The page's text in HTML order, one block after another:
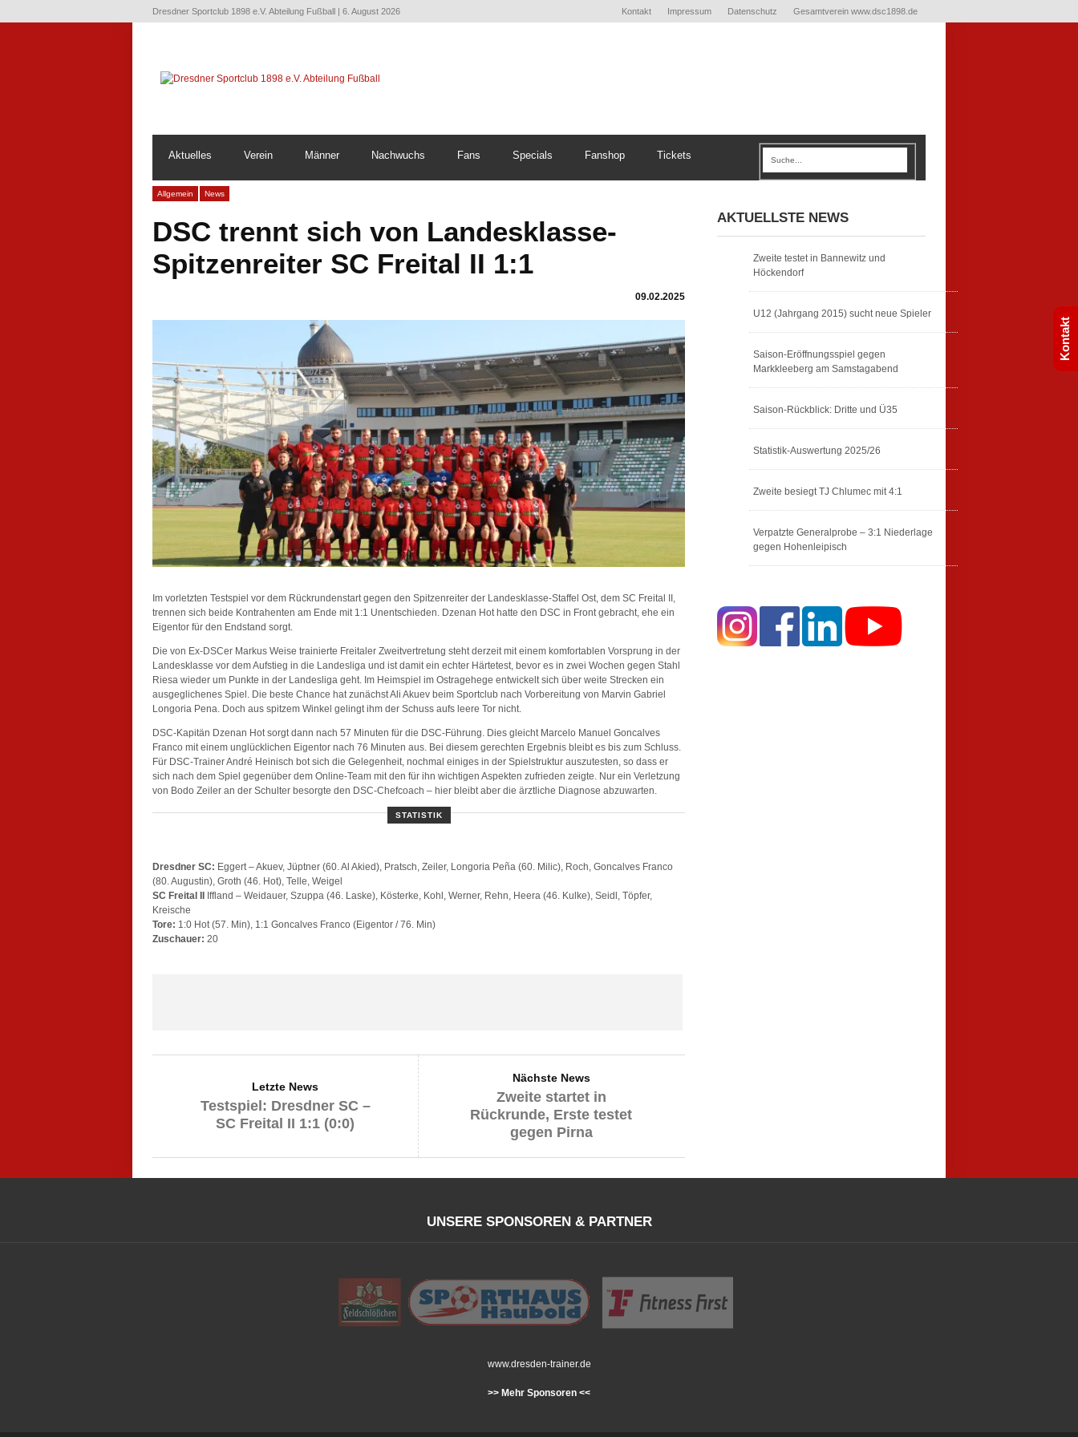
Dresdner Sportclub 1898 e.V. Abteilung Fußball | 6. August 2026 Kontakt Impressum Datenschutz Gesamtverein www.dsc1898.de
Aktuelles Verein Männer Nachwuchs Fans Specials Fanshop Tickets
Allgemein News
DSC trennt sich von Landesklasse-
Spitzenreiter SC Freital II 1:1
09.02.2025
Im vorletzten Testspiel vor dem Rückrundenstart gegen den Spitzenreiter der Landesklasse-Staffel Ost, dem SC Freital II,
trennen sich beide Kontrahenten am Ende mit 1:1 Unentschieden. Dzenan Hot hatte den DSC in Front gebracht, ehe ein
Eigentor für den Endstand sorgt.
Die von Ex-DSCer Markus Weise trainierte Freitaler Zweitvertretung steht derzeit mit einem komfortablen Vorsprung in der
Landesklasse vor dem Aufstieg in die Landesliga und ist damit ein echter Härtetest, bevor es in zwei Wochen gegen Stahl
Riesa wieder um Punkte in der Landesliga geht. Im Heimspiel im Ostragehege entwickelt sich über weite Strecken ein
ausgeglichenes Spiel. Die beste Chance hat zunächst Ali Akuev beim Sportclub nach Vorbereitung von Marvin Gabriel
Longoria Pena. Doch aus spitzem Winkel gelingt ihm der Schuss aufs leere Tor nicht.
DSC-Kapitän Dzenan Hot sorgt dann nach 57 Minuten für die DSC-Führung. Dies gleicht Marcelo Manuel Goncalves
Franco mit einem unglücklichen Eigentor nach 76 Minuten aus. Bei diesem gerechten Ergebnis bleibt es bis zum Schluss.
Für DSC-Trainer André Heinisch bot sich die Gelegenheit, nochmal einiges in der Spielstruktur auszutesten, so dass er
sich nach dem Spiel gegenüber dem Online-Team mit den für ihn wichtigen Aspekten zufrieden zeigte. Nur ein Verletzung
von Bodo Zeiler an der Schulter besorgte den DSC-Chefcoach – hier bleibt aber die ärztliche Diagnose abzuwarten.
STATISTIK
Dresdner SC: Eggert – Akuev, Jüptner (60. Al Akied), Pratsch, Zeiler, Longoria Peña (60. Milic), Roch, Goncalves Franco
(80. Augustin), Groth (46. Hot), Telle, Weigel
SC Freital II
Iffland – Weidauer, Szuppa (46. Laske), Kösterke, Kohl, Werner, Rehn, Heera (46. Kulke), Seidl, Töpfer,
Kreische
Tore: 1:0 Hot (57. Min), 1:1 Goncalves Franco (Eigentor / 76. Min)
Zuschauer: 20
Letzte News
Testspiel: Dresdner SC –
SC Freital II 1:1 (0:0)
Nächste News
Zweite startet in
Rückrunde, Erste testet
gegen Pirna
AKTUELLSTE NEWS
Zweite testet in Bannewitz und
Höckendorf
U12 (Jahrgang 2015) sucht neue Spieler
Saison-Eröffnungsspiel gegen
Markkleeberg am Samstagabend
Saison-Rückblick: Dritte und Ü35
Statistik-Auswertung 2025/26
Zweite besiegt TJ Chlumec mit 4:1
Verpatzte Generalprobe – 3:1 Niederlage
gegen Hohenleipisch
UNSERE SPONSOREN & PARTNER
www.dresden-trainer.de
>> Mehr Sponsoren <<
Kontakt